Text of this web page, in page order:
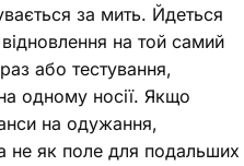
за мить. Йдеться
на той самий
або тестування,
одному носії. Якщо
на одужання,
не як поле для подальших